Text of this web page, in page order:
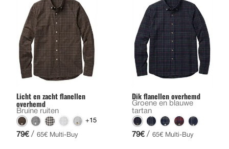
Licht en zacht flanellen
overhemd
Bruine ruiten
+15
79€ / 65€ Multi-Buy
Dik flanellen overhemd
Groene en blauwe
tartan
79€ / 65€ Multi-Buy